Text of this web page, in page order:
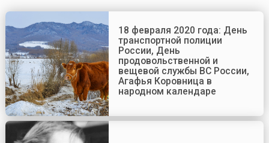
18 февраля 2020 года: День
транспортной полиции
России, День
продовольственной и
вещевой службы ВС России,
Агафья Коровница в
народном календаре